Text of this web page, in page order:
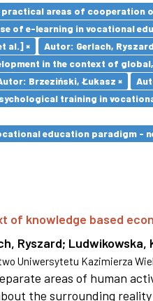
areas of cooperation
of e-learning in vocational
al.] × Autor: Gerlach,
in the context of
Brzeziński, Łukasz ×
training in
education paradigm -
knowledge based
Ryszard; Ludwikowska,
Uniwersytetu Kazimierza
areas of human
the surrounding